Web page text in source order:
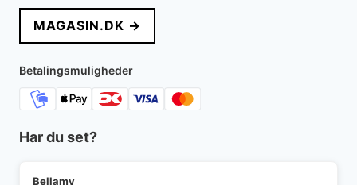
pris
var:
499 kr..
pris
er:
MAGASIN.DK →
Betalingsmuligheder
Har du set?
Bellamy